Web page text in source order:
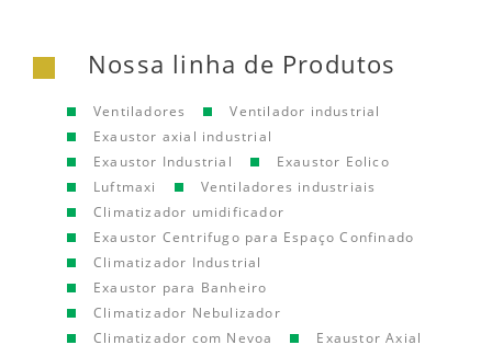
Nossa linha de Produtos
Ventiladores
Ventilador industrial
Exaustor axial industrial
Exaustor Industrial
Exaustor Eolico
Luftmaxi
Ventiladores industriais
Climatizador umidificador
Exaustor Centrifugo para Espaço Confinado
Climatizador Industrial
Exaustor para Banheiro
Climatizador Nebulizador
Climatizador com Nevoa
Exaustor Axial